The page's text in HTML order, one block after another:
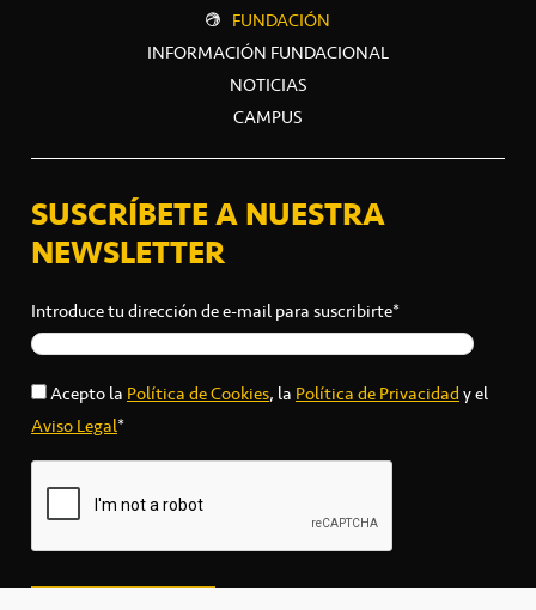
FUNDACIÓN
INFORMACIÓN FUNDACIONAL
NOTICIAS
CAMPUS
SUSCRÍBETE A NUESTRA
NEWSLETTER
Introduce tu dirección de e-mail para suscribirte*
Acepto laPolítica de Cookies, laPolítica de Privacidady el
Aviso Legal*